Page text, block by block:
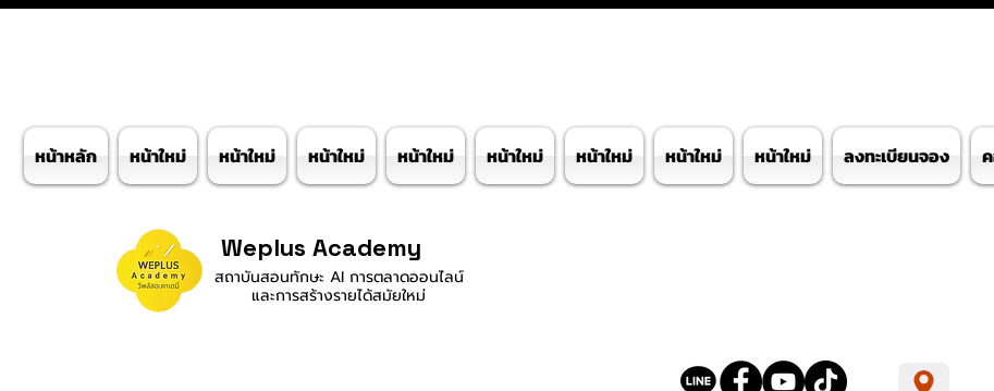
Weplus Academy
สถาบันสอนทักษะ AI การตลาดออนไลน์
และการสร้างรายได้สมัยใหม่
หน้าหลัก หน้าใหม่ หน้าใหม่ หน้าใหม่ หน้าใหม่ หน้าใหม่ หน้าใหม่ หน้าใหม่ หน้าใหม่ ลงทะเบียนจอง